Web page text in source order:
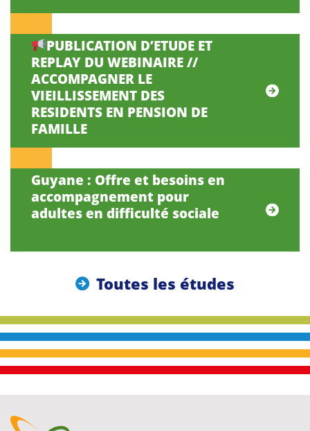
PUBLICATION D’ETUDE ET
REPLAY DU WEBINAIRE //
ACCOMPAGNER LE
VIEILLISSEMENT DES
RESIDENTS EN PENSION DE
FAMILLE
Guyane : Offre et besoins en
accompagnement pour
adultes en difficulté sociale
Toutes les études